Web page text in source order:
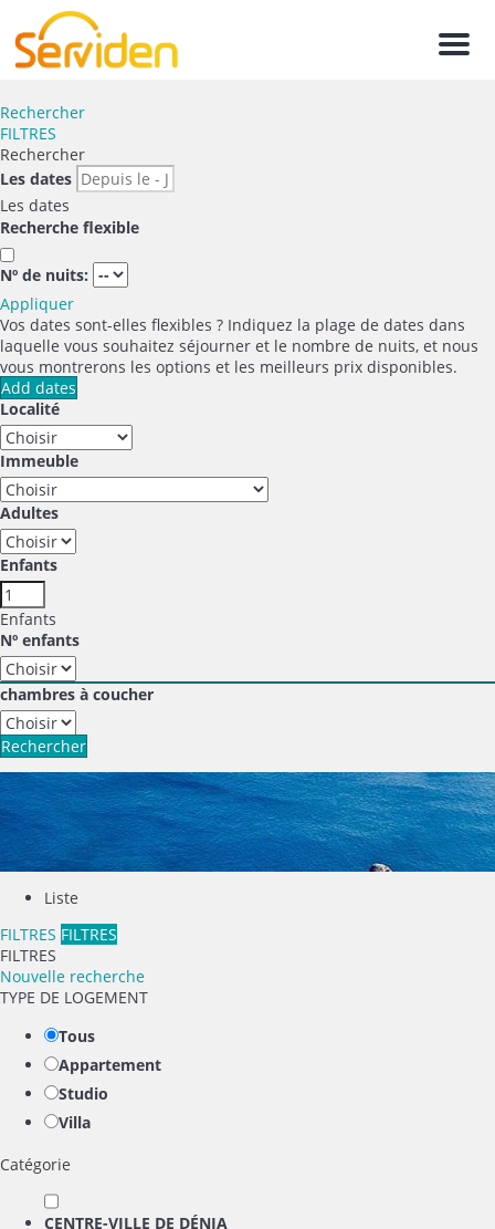
Menu
Rechercher
FILTRES
Rechercher
Les dates
Les dates
Recherche flexible
Nº de nuits:
Appliquer
Vos dates sont-elles flexibles ? Indiquez la plage de dates dans
laquelle vous souhaitez séjourner et le nombre de nuits, et nous
vous montrerons les options et les meilleurs prix disponibles.
Add dates
Localité
Immeuble
Adultes
Enfants
Enfants
Nº enfants
chambres à coucher
Rechercher
Liste
FILTRES FILTRES
FILTRES
Nouvelle recherche
TYPE DE LOGEMENT
Tous
Appartement
Studio
Villa
Catégorie
CENTRE-VILLE DE DÉNIA